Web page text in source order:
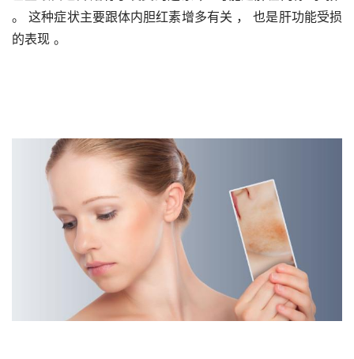
。 这种症状主要跟体内胆红素增多有关 ， 也是肝功能受损
的表现 。